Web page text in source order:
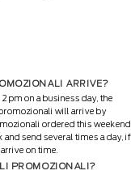
ARRIVE?
pm on a business day, the
will arrive by
ordered this weekend
send several times a day, if
on time.
PROMOZIONALI?